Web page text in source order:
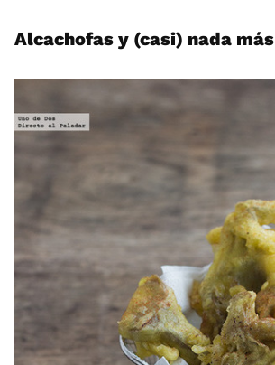
Alcachofas y (casi) nada más